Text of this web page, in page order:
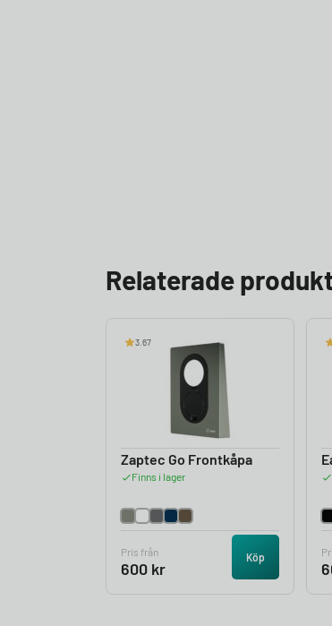
Relaterade
3.67
Zaptec Go Frontkåpa
Finns i lager
Pris från
600 kr
Köp